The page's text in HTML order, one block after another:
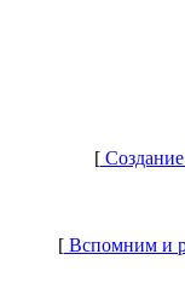
[
[ Вспомним и